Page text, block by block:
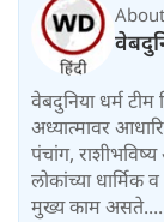
वेबदुनिया धर्म
अध्यात्मावर
पंचांग, राशीभविष्य
लोकांच्या
मुख्य काम